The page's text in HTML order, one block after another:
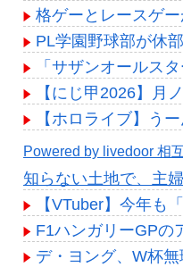
格ゲーとレースゲ
PL学園野球部が休
「サザンオールス
【にじ甲2026】月
【ホロライブ】う
Powered by livedoor 相
知らない土地で、主
【VTuber】今年も
F1ハンガリーGPの
デ・ヨング、W杯